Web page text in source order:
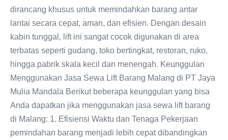
dirancang khusus untuk memindahkan barang antar
lantai secara cepat, aman, dan efisien. Dengan desain
kabin tunggal, lift ini sangat cocok digunakan di area
terbatas seperti gudang, toko bertingkat, restoran, ruko,
hingga pabrik skala kecil dan menengah. Keunggulan
Menggunakan Jasa Sewa Lift Barang Malang di PT Jaya
Mulia Mandala Berikut beberapa keunggulan yang bisa
Anda dapatkan jika menggunakan jasa sewa lift barang
di Malang: 1. Efisiensi Waktu dan Tenaga Pekerjaan
pemindahan barang menjadi lebih cepat dibandingkan